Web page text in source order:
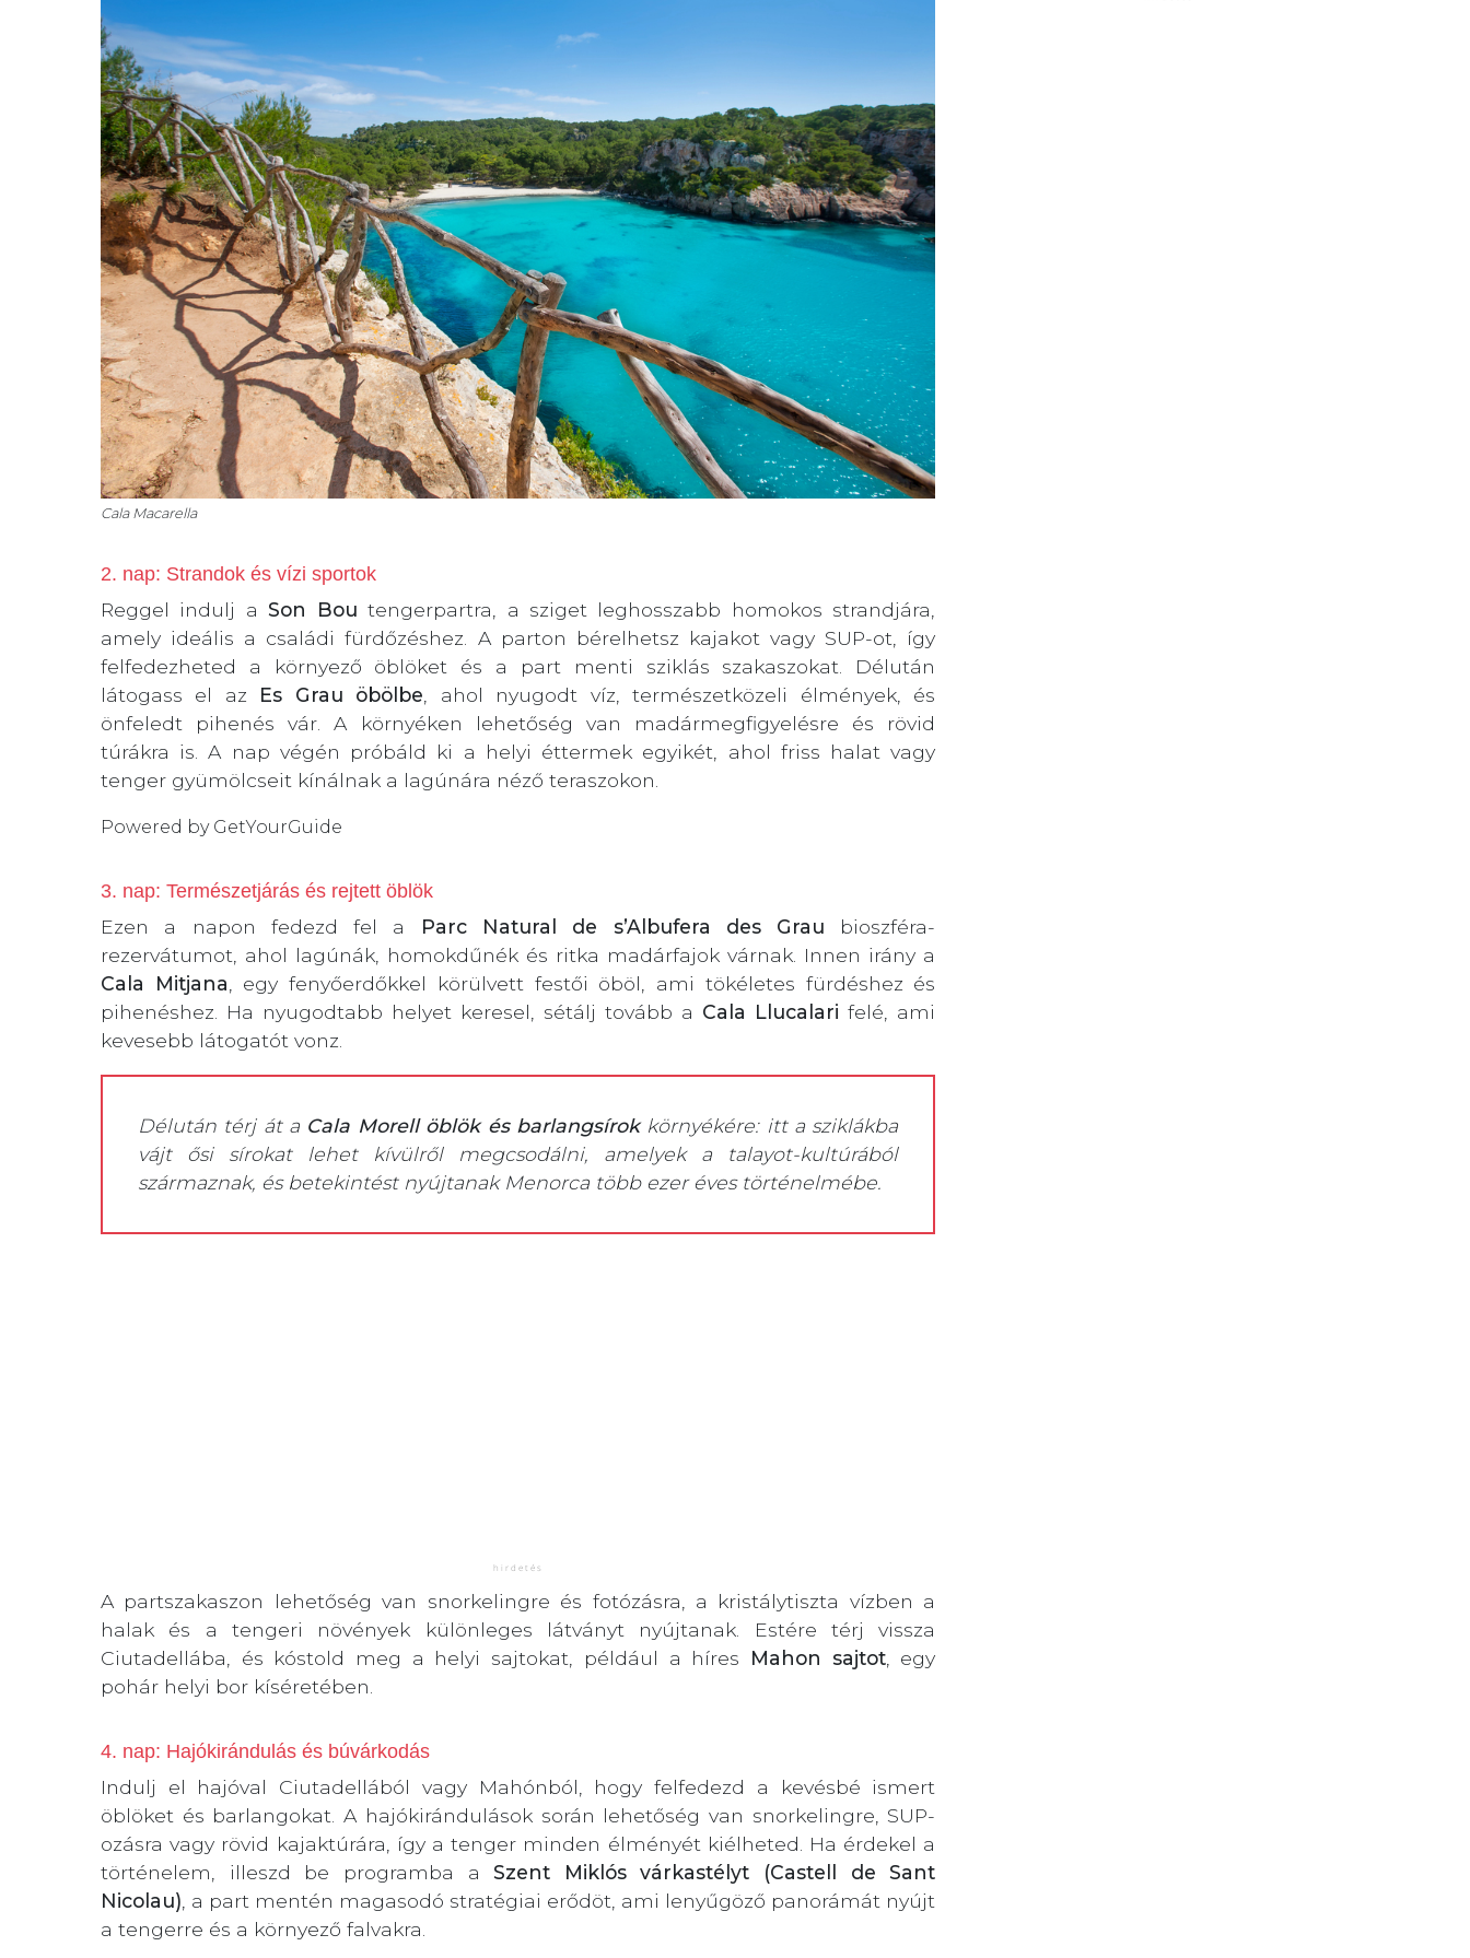
Cala Macarella
2. nap: Strandok és vízi sportok
Reggel indulj aSon Bou tengerpartra, a sziget leghosszabb homokos strandjára,
amely ideális a családi fürdőzéshez. A parton bérelhetsz kajakot vagy SUP-ot, így
felfedezheted a környező öblöket és a part menti sziklás szakaszokat. Délután
látogass el az Es Grau öbölbe, ahol nyugodt víz, természetközeli élmények, és
önfeledt pihenés vár. A környéken lehetőség van madármegfigyelésre és rövid
túrákra is. A nap végén próbáld ki a helyi éttermek egyikét, ahol friss halat vagy
tenger gyümölcseit kínálnak a lagúnára néző teraszokon.
Powered by GetYourGuide
3. nap: Természetjárás és rejtett öblök
Ezen a napon fedezd fel a Parc Natural de s’Albufera des Grau bioszféra-
rezervátumot, ahol lagúnák, homokdűnék és ritka madárfajok várnak. Innen irány a
Cala Mitjana , egy fenyőerdőkkel körülvett festői öböl, ami tökéletes fürdéshez és
pihenéshez. Ha nyugodtabb helyet keresel, sétálj tovább a Cala Llucalari felé, ami
kevesebb látogatót vonz.
Délután térj át a Cala Morell öblök és barlangsírokkörnyékére: itt a sziklákba
vájt ősi sírokat lehet kívülről megcsodálni, amelyek a talayot-kultúrából
származnak, és betekintést nyújtanak Menorca több ezer éves történelmébe.
A partszakaszon lehetőség van snorkelingre és fotózásra, a kristálytiszta vízben a
halak és a tengeri növények különleges látványt nyújtanak. Estére térj vissza
Ciutadellába, és kóstold meg a helyi sajtokat, például a híres Mahon sajtot, egy
pohár helyi bor kíséretében.
4. nap: Hajókirándulás és búvárkodás
Indulj el hajóval Ciutadellából vagy Mahónból, hogy felfedezd a kevésbé ismert
öblöket és barlangokat. A hajókirándulások során lehetőség van snorkelingre, SUP-
ozásra vagy rövid kajaktúrára, így a tenger minden élményét kiélheted. Ha érdekel a
történelem, illeszd be programba aSzent Miklós várkastélyt (Castell de Sant
Nicolau) , a part mentén magasodó stratégiai erődöt, ami lenyűgöző panorámát nyújt
a tengerre és a környező falvakra.